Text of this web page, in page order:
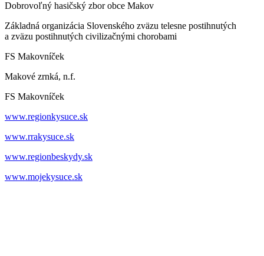
Dobrovoľný hasičský zbor obce Makov
Základná organizácia Slovenského zväzu telesne postihnutých
a zväzu postihnutých civilizačnými chorobami
FS Makovníček
Makové zrnká, n.f.
FS Makovníček
www.regionkysuce.sk
www.rrakysuce.sk
www.regionbeskydy.sk
www.mojekysuce.sk